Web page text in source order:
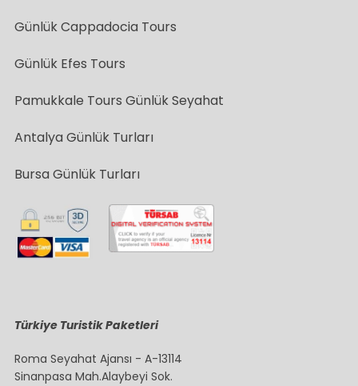
Günlük Cappadocia Tours
Günlük Efes Tours
Pamukkale Tours Günlük Seyahat
Antalya Günlük Turları
Bursa Günlük Turları
Türkiye Turistik Paketleri
Roma Seyahat Ajansı - A-13114
Sinanpasa Mah.Alaybeyi Sok.